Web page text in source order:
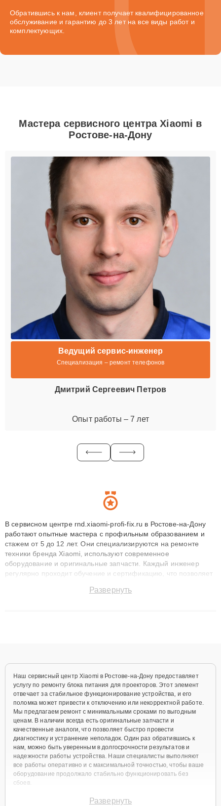
Обратившись к нам, клиент получает квалифицированное
обслуживание и гарантию до 3 лет на все виды работ и
комплектующих.
Мастера сервисного центра Xiaomi в
Ростове-на-Дону
Ведущий сервис-инженер
Специализация – ремонт телефонов
Дмитрий Сергеевич Петров
Опыт работы – 7 лет
В сервисном центре rnd.xiaomi-profi-fix.ru в Ростове-на-Дону
работают опытные мастера с профильным образованием и
стажем от 5 до 12 лет. Они специализируются на ремонте
техники бренда Xiaomi, используют современное
оборудование и оригинальные запчасти. Каждый инженер
регулярно проходит обучение и сертификацию, что позволяет
технику с сохранением гарантии до 3 лет. Наши мастера
Развернуть
Наш сервисный центр Xiaomi в Ростове-на-Дону предоставляет
услугу по ремонту блока питания для проекторов. Этот элемент
отвечает за стабильное функционирование устройства, и его
поломка может привести к отключению или некорректной работе.
Мы предлагаем ремонт с минимальными сроками по выгодным
ценам. В наличии всегда есть оригинальные запчасти и
качественные аналоги, что позволяет быстро провести
диагностику и устранение неполадок. Один раз обратившись к
нам, можно быть уверенным в долгосрочности результатов и
надежности работы устройства. Наши специалисты выполняют
все работы оперативно и с максимальной точностью, чтобы ваше
оборудование продолжало стабильно функционировать без
сбоев.
Частые причины поломки
Развернуть